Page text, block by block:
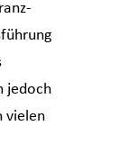
jedoch
vielen